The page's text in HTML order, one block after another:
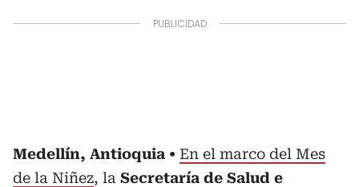
Medellín, Antioquia
En el marco del Mes
de la Niñez, la Secretaría de Salud e